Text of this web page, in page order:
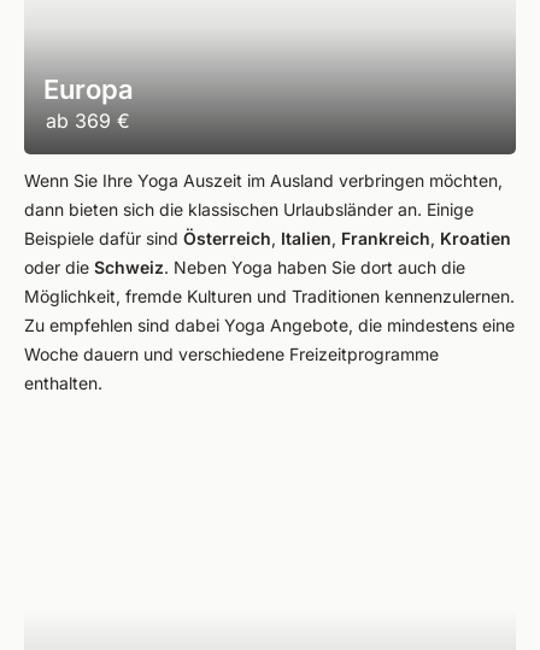
Europa
ab 369 €
Wenn Sie Ihre Yoga Auszeit im Ausland verbringen möchten,
dann bieten sich die klassischen Urlaubsländer an. Einige
Beispiele dafür sind Österreich, Italien, Frankreich, Kroatien
oder die Schweiz. Neben Yoga haben Sie dort auch die
Möglichkeit, fremde Kulturen und Traditionen kennenzulernen.
Zu empfehlen sind dabei Yoga Angebote, die mindestens eine
Woche dauern und verschiedene Freizeitprogramme
enthalten.